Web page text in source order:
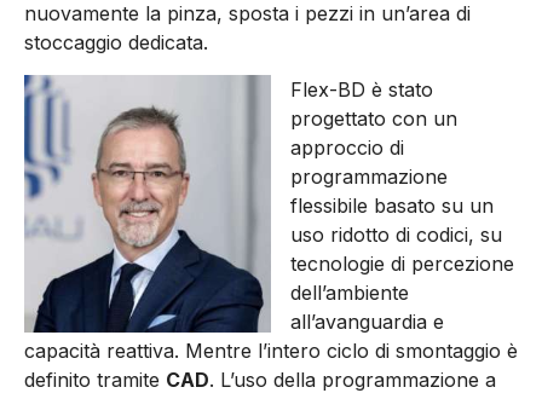
nuovamente la pinza, sposta i pezzi in un’area di
stoccaggio dedicata.
Flex-BD è stato
progettato con un
approccio di
programmazione
flessibile basato su un
uso ridotto di codici, su
tecnologie di percezione
dell’ambiente
all’avanguardia e
capacità reattiva. Mentre l’intero ciclo di smontaggio è
definito tramite CAD. L’uso della programmazione a